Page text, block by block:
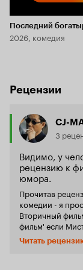
Последний
2026, комедия
Рецензии
CJ-
3
Видимо, у
рецензию к
юмора.
Прочитав
комедии - я
Вторичный
фильм' если
странах мира и
вызывает
Читать